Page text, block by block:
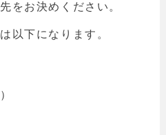
をお決めください。
以下になります。